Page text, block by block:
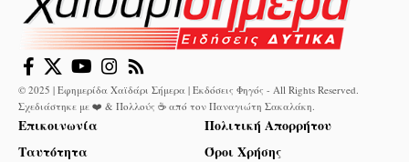
© 2025 | Εφημερίδα Χαϊδάρι Σήμερα | Εκδόσεις Φηγός - All Rights Reserved.
Σχεδιάστηκε με ❤️ & Πολλούς ☕ από τον Παναγιώτη Σακαλάκη
Επικοινωνία
Ταυτότητα
Πολιτική Απορρήτου
Όροι Χρήσης